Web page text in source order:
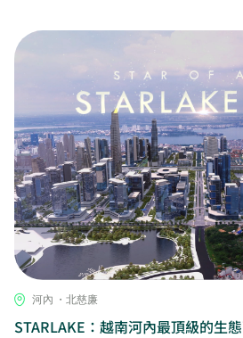
河內 ・北慈廉
STARLAKE：越南河內最頂級的生